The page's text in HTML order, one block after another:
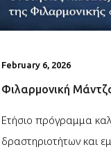
February 6, 2026
Φιλαρμονική
Ετήσιο πρόγραμμα
δραστηριοτήτων και